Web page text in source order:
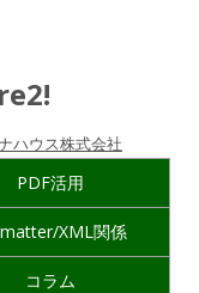
ハウス株式会社
PDF活用
XML関係
コラム